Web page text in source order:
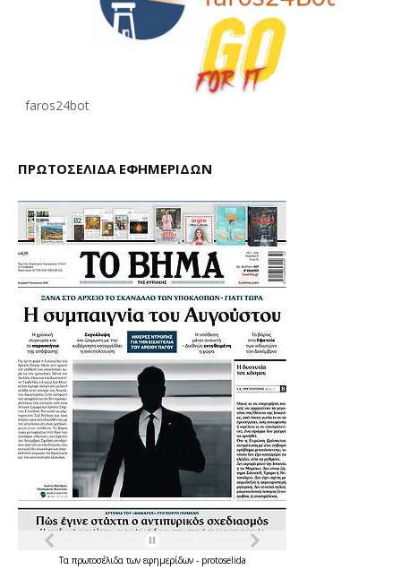
faros24bot
ΠΡΩΤΟΣΕΛΙΔΑ ΕΦΗΜΕΡΙΔΩΝ
Τα πρωτοσέλιδατων εφημερίδων - protoselida